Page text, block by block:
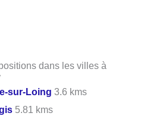
dans les villes à
sur-Loing 3.6 kms
5.81 kms